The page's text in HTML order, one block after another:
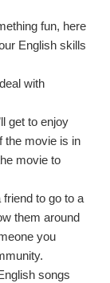
fun, here
English skills
with
get to enjoy
the movie is in
movie to
to go to a
them around
you
songs